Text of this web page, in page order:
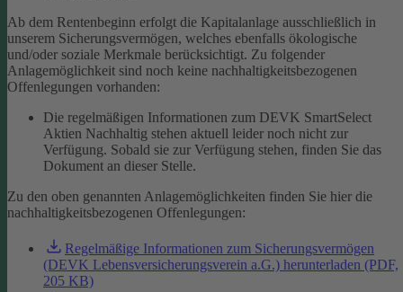
Ab dem Rentenbeginn erfolgt die Kapitalanlage ausschließlich in
unserem Sicherungsvermögen, welches ebenfalls ökologische
und/oder soziale Merkmale berücksichtigt. Zu folgender
Anlagemöglichkeit sind noch keine nachhaltigkeitsbezogenen
Offenlegungen vorhanden:
Die regelmäßigen Informationen zum DEVK SmartSelect
Aktien Nachhaltig stehen aktuell leider noch nicht zur
Verfügung. Sobald sie zur Verfügung stehen, finden Sie das
Dokument an dieser Stelle.
Zu den oben genannten Anlagemöglichkeiten finden Sie hier die
nachhaltigkeitsbezogenen Offenlegungen:
Regelmäßige Informationen zum Sicherungsvermögen
(DEVK Lebensversicherungsverein a.G.) herunterladen (PDF,
205 KB)